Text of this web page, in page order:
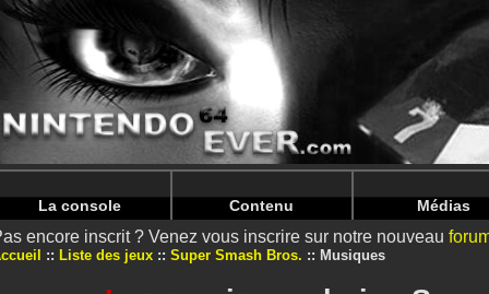
Warning: Undefined array key "HTTP_REFERER" in /
Warning: Undefined array key "HTTP_REFERER" in /
La console Contenu Médias
encore inscrit ? Venez vous inscrire sur notre nouveau
Liste des jeux Super Smash Bros. Musiques